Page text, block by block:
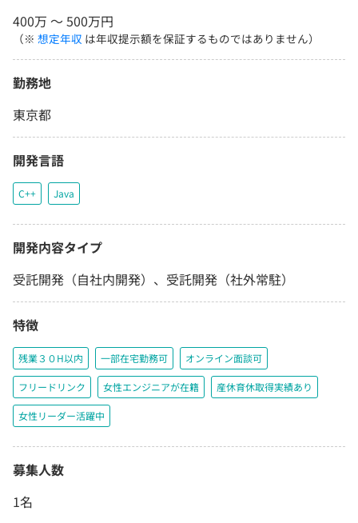
400万 〜 500万円
（※ 想定年収 は年収提示額を保証するものではありません）
勤務地
東京都
開発言語
C++ Java
開発内容タイプ
受託開発（自社内開発）、受託開発（社外常駐）
特徴
残業３０H以内 一部在宅勤務可 オンライン面談可
フリードリンク 女性エンジニアが在籍 産休育休取得実績あり
女性リーダー活躍中
募集人数
1名